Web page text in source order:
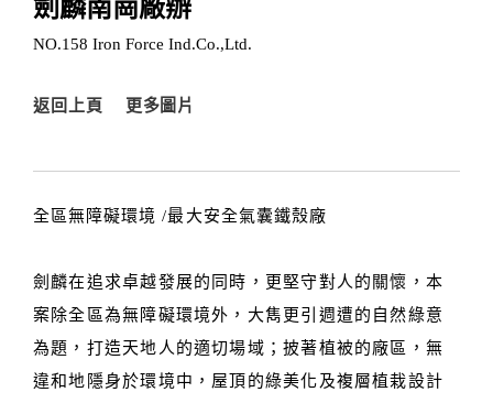
劍麟南崗廠辦
NO.158 Iron Force Ind.Co.,Ltd.
返回上頁 更多圖片
全區無障礙環境 /最大安全氣囊鐵殼廠
劍麟在追求卓越發展的同時，更堅守對人的關懷，本
案除全區為無障礙環境外，大雋更引週遭的自然綠意
為題，打造天地人的適切場域；披著植被的廠區，無
違和地隱身於環境中，屋頂的綠美化及複層植栽設計